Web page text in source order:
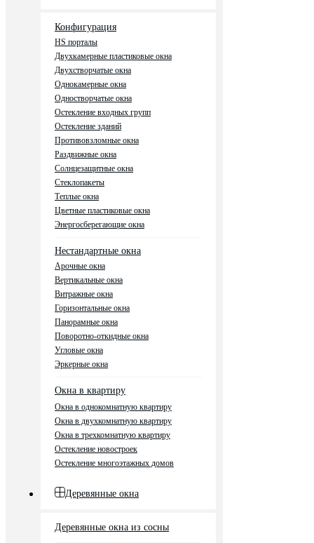
Конфигурация
HS порталы
Двухкамерные пластиковые окна
Двухстворчатые окна
Однокамерные окна
Одностворчатые окна
Остекление входных групп
Остекление зданий
Противовзломные окна
Раздвижные окна
Солнцезащитные окна
Стеклопакеты
Теплые окна
Цветные пластиковые окна
Энергосберегающие окна
Нестандартные окна
Арочные окна
Вертикальные окна
Витражные окна
Горизонтальные окна
Панорамные окна
Поворотно-откидные окна
Угловые окна
Эркерные окна
Окна в квартиру
Окна в однокомнатную квартиру
Окна в двухкомнатную квартиру
Окна в трехкомнатную квартиру
Остекление новостроек
Остекление многоэтажных домов
Деревянные окна
Деревянные окна из сосны